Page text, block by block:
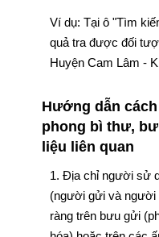
Ví dụ: Tại ô "Tìm
quả tra được đối
Huyện Cam Lâm -
Hướng dẫn
phong bì thư,
liệu liên quan
1. Địa chỉ người sử
(người gửi và người
ràng trên bưu gửi